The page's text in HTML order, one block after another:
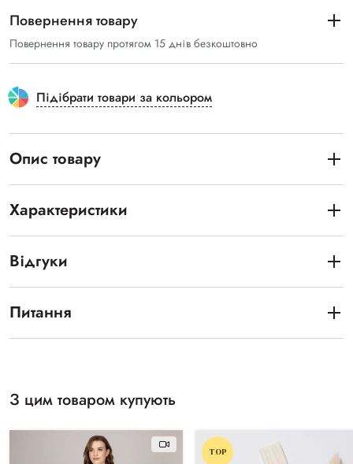
Повернення товару
Повернення товару протягом 15 днів безкоштовно
Підібрати товари за кольором
Опис товару
Характеристики
Відгуки
Питання
З цим товаром купують
TOP